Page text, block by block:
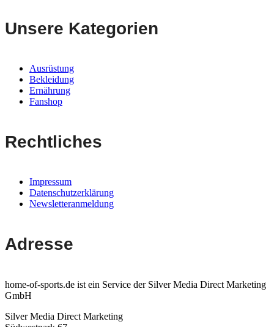
Unsere Kategorien
Ausrüstung
Bekleidung
Ernährung
Fanshop
Rechtliches
Impressum
Datenschutzerklärung
Newsletteranmeldung
Adresse
home-of-sports.de ist ein Service der Silver Media Direct Marketing
GmbH
Silver Media Direct Marketing